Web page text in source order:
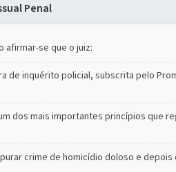
Penal
afirmar-se que o juiz:
de inquérito policial, subscrita pelo
dos mais importantes princípios que
crime de homicídio doloso e